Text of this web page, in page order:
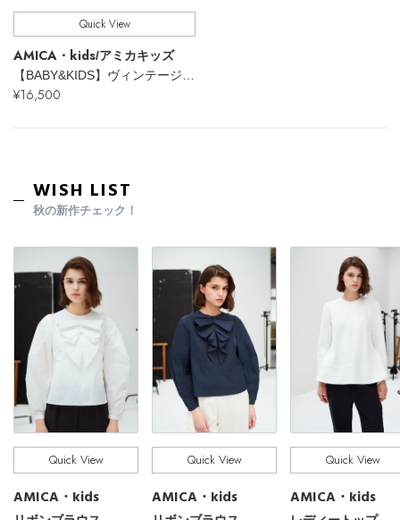
Quick View
AMICA・kids/アミカキッズ
¥16,500
WISH LIST
秋の新作チェック！
Quick View
AMICA・kids
Quick View
AMICA・kids
Quick View
AMICA・kids